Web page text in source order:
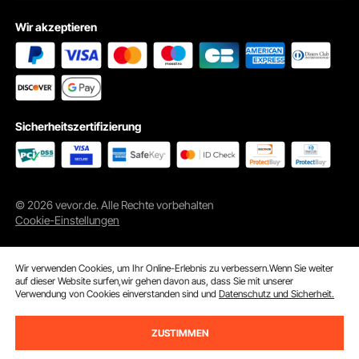
ln den Warenkorb
Wir akzeptieren
Sicherheitszertifizierung
© 2026 vevor.de. Alle Rechte vorbehalten
Cookie-Einstellungen
Wir verwenden Cookies, um Ihr Online-Erlebnis zu verbessern.Wenn Sie weiter
auf dieser Website surfen,wir gehen davon aus, dass Sie mit unserer
Verwendung von Cookies einverstanden sind undDatenschutz und Sicherheit.
ZUSTIMMEN